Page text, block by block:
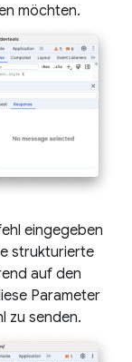
möchten.
eingegeben
strukturierte
auf den
Parameter
zu senden.